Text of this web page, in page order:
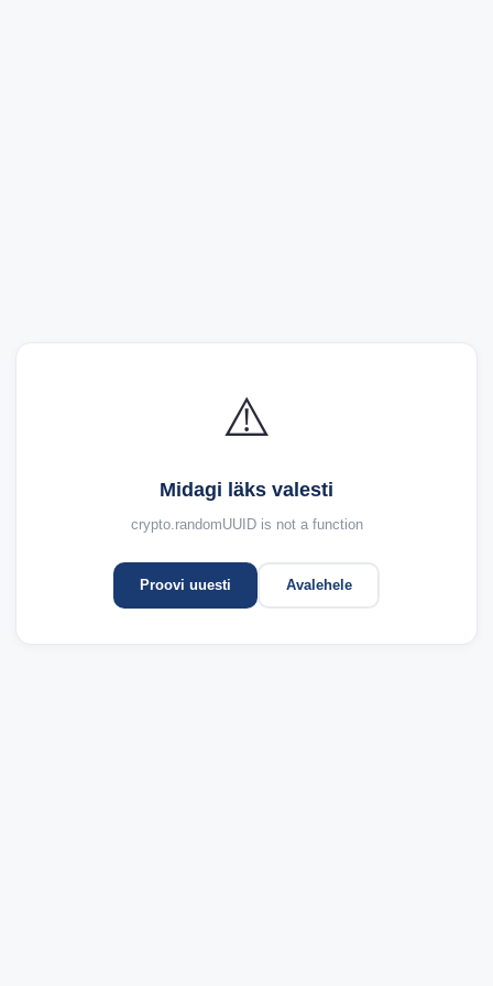
⚠️
Midagi läks valesti
crypto.randomUUID is not a function
Proovi uuesti Avalehele